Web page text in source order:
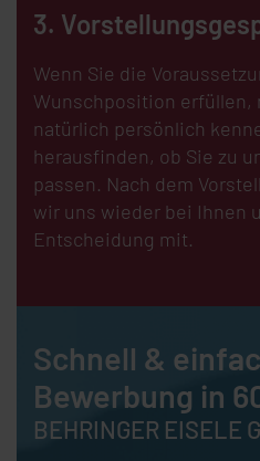
3.
Wenn Sie die
Wunschposition erfüllen,
natürlich persönlich
herausfinden, ob Sie zu
passen. Nach dem
wir uns wieder bei Ihnen
Entscheidung mit.
Schnell &
Bewerbung in
BEHRINGER EISELE